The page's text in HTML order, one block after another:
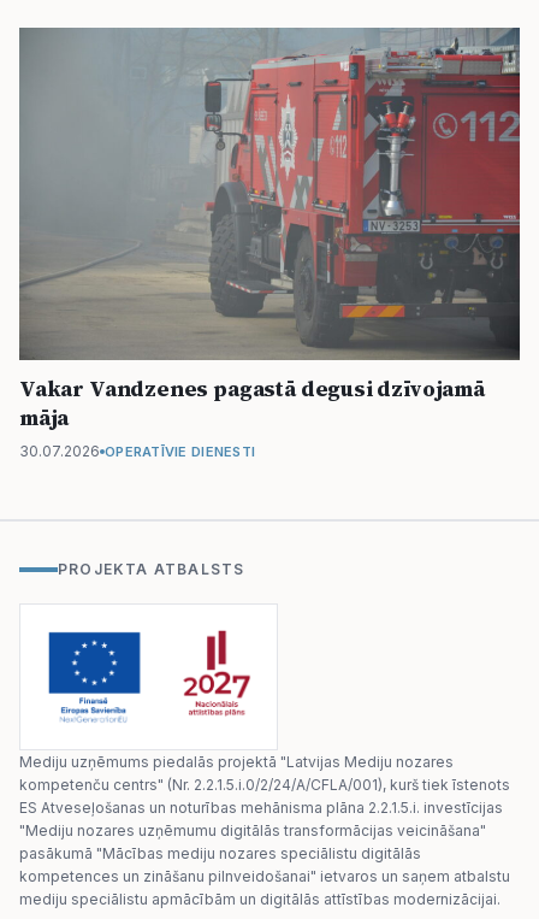
Vakar Vandzenes pagastā degusi dzīvojamā
māja
30.07.2026 OPERATĪVIE DIENESTI
PROJEKTA ATBALSTS
Mediju uzņēmums piedalās projektā "Latvijas Mediju nozares
kompetenču centrs" (Nr. 2.2.1.5.i.0/2/24/A/CFLA/001), kurš tiek īstenots
ES Atveseļošanas un noturības mehānisma plāna 2.2.1.5.i. investīcijas
"Mediju nozares uzņēmumu digitālās transformācijas veicināšana"
pasākumā "Mācības mediju nozares speciālistu digitālās
kompetences un zināšanu pilnveidošanai" ietvaros un saņem atbalstu
mediju speciālistu apmācībām un digitālās attīstības modernizācijai.